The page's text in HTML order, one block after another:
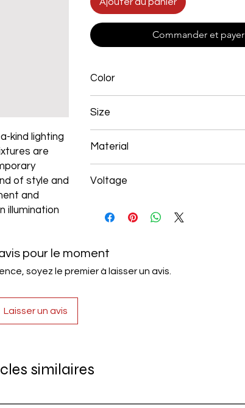
kind lighting
are
of style and
and
illumination
Commander et payer
Color
Size
Material
Voltage
pour le moment
soyez le premier à laisser un avis.
Laisser un avis
similaires